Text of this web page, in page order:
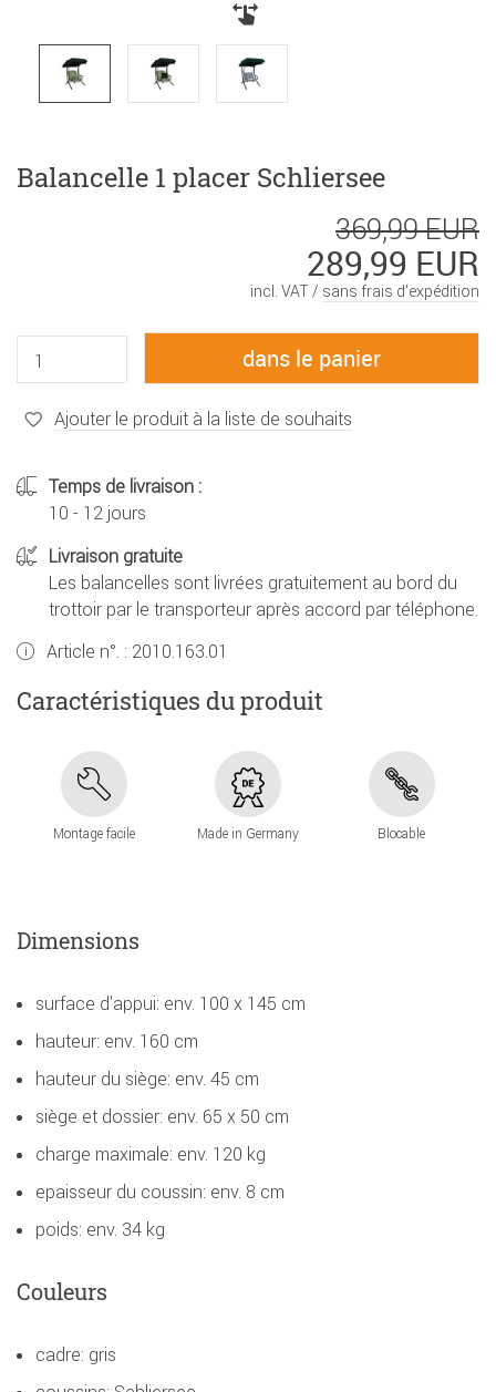
Balancelle 1 placer Schliersee
369,99 EUR
289,99 EUR
incl. VAT / sans frais d’expédition
Ajouter le produit à la liste de souhaits
Temps de livraison :
10 - 12 jours
Livraison gratuite
Les balancelles sont livrées gratuitement au bord du
trottoir par le transporteur après accord par téléphone.
Article n°. : 2010.163.01
Caractéristiques du produit
Montage facile Made in Germany Blocable
Dimensions
surface d'appui: env. 100 x 145 cm
hauteur: env. 160 cm
hauteur du siège: env. 45 cm
siège et dossier: env. 65 x 50 cm
charge maximale: env. 120 kg
epaisseur du coussin: env. 8 cm
poids: env. 34 kg
Couleurs
cadre: gris